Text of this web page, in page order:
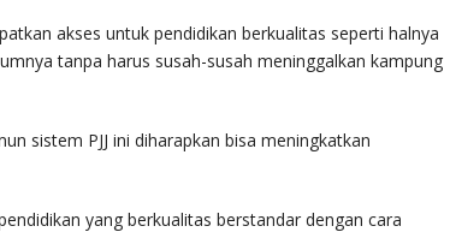
akses untuk pendidikan berkualitas seperti halnya
tanpa harus susah-susah meninggalkan kampung
sistem PJJ ini diharapkan bisa meningkatkan
yang berkualitas berstandar dengan cara